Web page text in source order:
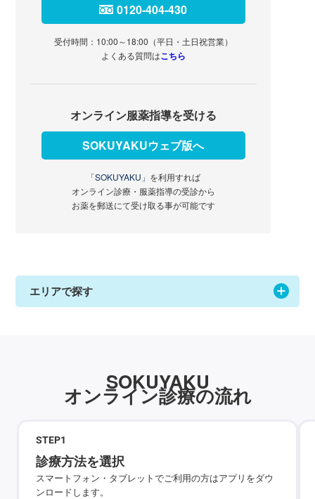
0120-404-430
受付時間：10:00～18:00（平日・土日祝営業）
よくある質問はこちら
オンライン服薬指導を受ける
SOKUYAKUウェブ版へ
「SOKUYAKU」 を利用すれば
オンライン診療・服薬指導の受診から
お薬を郵送にて受け取る事が可能です
エリアで探す
SOKUYAKU
オンライン診療の流れ
STEP1
診療方法を選択
スマートフォン・タブレットでご利用の方はアプリをダウ
ンロードします。